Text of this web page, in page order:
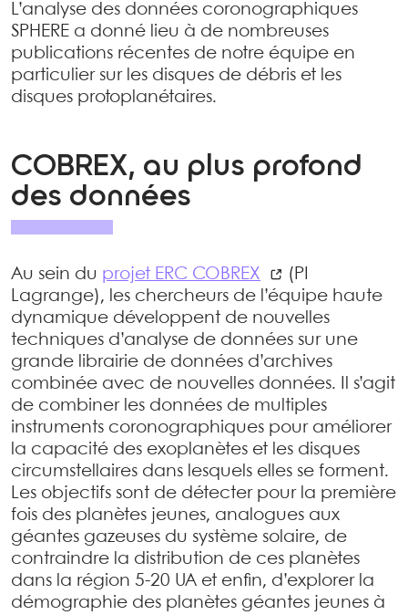
L’analyse des données coronographiques
SPHERE a donné lieu à de nombreuses
publications récentes de notre équipe en
particulier sur les disques de débris et les
disques protoplanétaires.
COBREX, au plus profond
des données
Au sein du projet ERC COBREX
(PI
Lagrange), les chercheurs de l’équipe haute
dynamique développent de nouvelles
techniques d’analyse de données sur une
grande librairie de données d’archives
combinée avec de nouvelles données. Il s’agit
de combiner les données de multiples
instruments coronographiques pour améliorer
la capacité des exoplanètes et les disques
circumstellaires dans lesquels elles se forment.
Les objectifs sont de détecter pour la première
fois des planètes jeunes, analogues aux
géantes gazeuses du système solaire, de
contraindre la distribution de ces planètes
dans la région 5-20 UA et enfin, d’explorer la
démographie des planètes géantes jeunes à